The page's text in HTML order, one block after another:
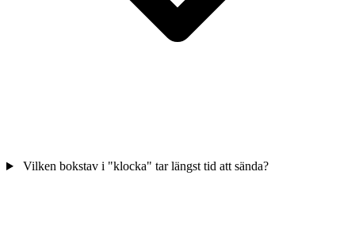
Vilken bokstav i "klocka" tar längst tid att sända?